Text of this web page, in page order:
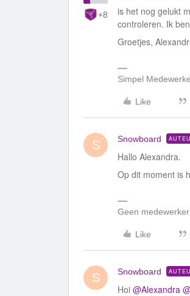
+8
is het nog gelukt
controleren. Ik
Groetjes,
Simpel
Like
S Snowboard
Hallo Alexandra.
Op dit moment is
Geen medewerker
Like
S Snowboard
Hoi @Alexandra